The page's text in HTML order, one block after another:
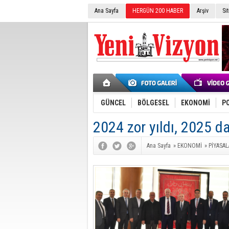
Ana Sayfa HERGÜN 200 HABER Arşiv
GÜNCEL BÖLGESEL EKONOMİ
2024 zor yıldı, 2025
Ana Sayfa » EKONOMİ »